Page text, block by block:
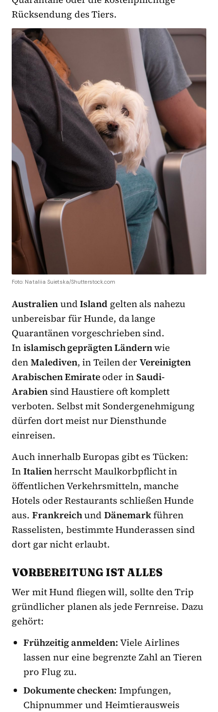
Rücksendung des Tiers.
Foto: Nataliia Suietska/Shutterstock.com
AustralienundIsland gelten als nahezu
unbereisbar für Hunde, da lange
Quarantänen vorgeschrieben sind.
Inislamisch geprägten Ländernwie
denMalediven, in Teilen derVereinigten
Arabischen Emirateoder inSaudi-
Arabien sind Haustiere oft komplett
verboten. Selbst mit Sondergenehmigung
dürfen dort meist nur Diensthunde
einreisen.
Auch innerhalb Europas gibt es Tücken:
InItalienherrscht Maulkorbpflicht in
öffentlichen Verkehrsmitteln, manche
Hotels oder Restaurants schließen Hunde
aus. Frankreichund Dänemarkführen
Rasselisten, bestimmte Hunderassen sind
dort gar nicht erlaubt.
VORBEREITUNG IST ALLES
Wer mit Hund fliegen will, sollte den Trip
gründlicher planen als jede Fernreise. Dazu
gehört:
Frühzeitig anmelden:Viele Airlines
lassen nur eine begrenzte Zahl an Tieren
pro Flug zu.
Dokumente checken: Impfungen,
Chipnummer und Heimtierausweis